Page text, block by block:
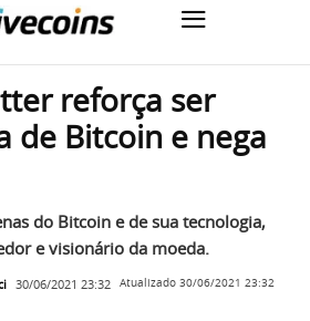
reforça ser
de Bitcoin e nega
do Bitcoin e de sua tecnologia,
e visionário da moeda.
30/06/2021 23:32 Atualizado 30/06/2021 23:32